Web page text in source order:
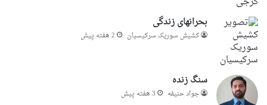
بحرانهای زندگی
کشیش سوریک سرکیسیان 2 هفته پیش
سنگ زنده
جواد حنیفه 3 هفته پیش